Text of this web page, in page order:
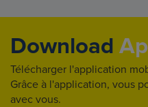
Download
Télécharger l'application
Grâce à l'application, vous
avec vous.